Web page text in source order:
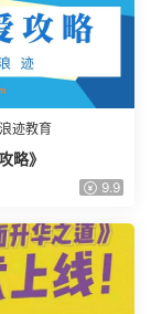
迹教育
略》
9.9